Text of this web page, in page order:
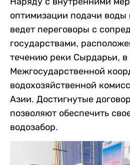
оптимизации подачи воды
ведет переговоры с
государствами,
течению реки Сырдарьи, в
Межгосударственной
водохозяйственной
Азии. Достигнутые
позволяют обеспечить
водозабор.